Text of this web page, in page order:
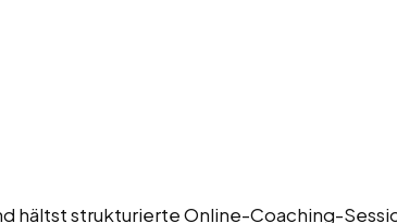
hältst strukturierte Online-Coaching-